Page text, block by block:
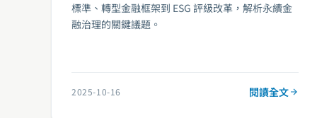
標準、轉型金融框架到 ESG 評級改革，解析永續金
融治理的關鍵議題。
2025-10-16 閱讀全文